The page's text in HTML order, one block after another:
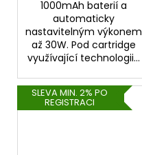
1000mAh baterií a
automaticky
nastavitelným výkonem
až 30W. Pod cartridge
využívající technologii...
SLEVA MIN. 2% PO
REGISTRACI